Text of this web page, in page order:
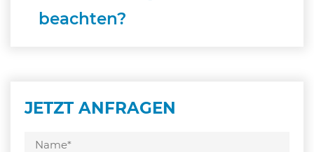
beachten?
JETZT ANFRAGEN